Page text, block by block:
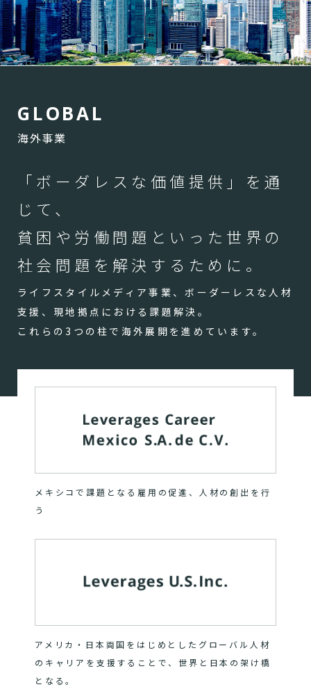
G LOBAL
海外事業
「ボーダレスな価値提供」を通
じて、
貧困や労働問題といった世界の
社会問題を解決するために。
ライフスタイルメディア事業、ボーダーレスな人材
支援、現地拠点における課題解決。
これらの3つの柱で海外展開を進めています。
メキシコで課題となる雇用の促進、人材の創出を行
う
アメリカ・日本両国をはじめとしたグローバル人材
のキャリアを支援することで、世界と日本の架け橋
となる。